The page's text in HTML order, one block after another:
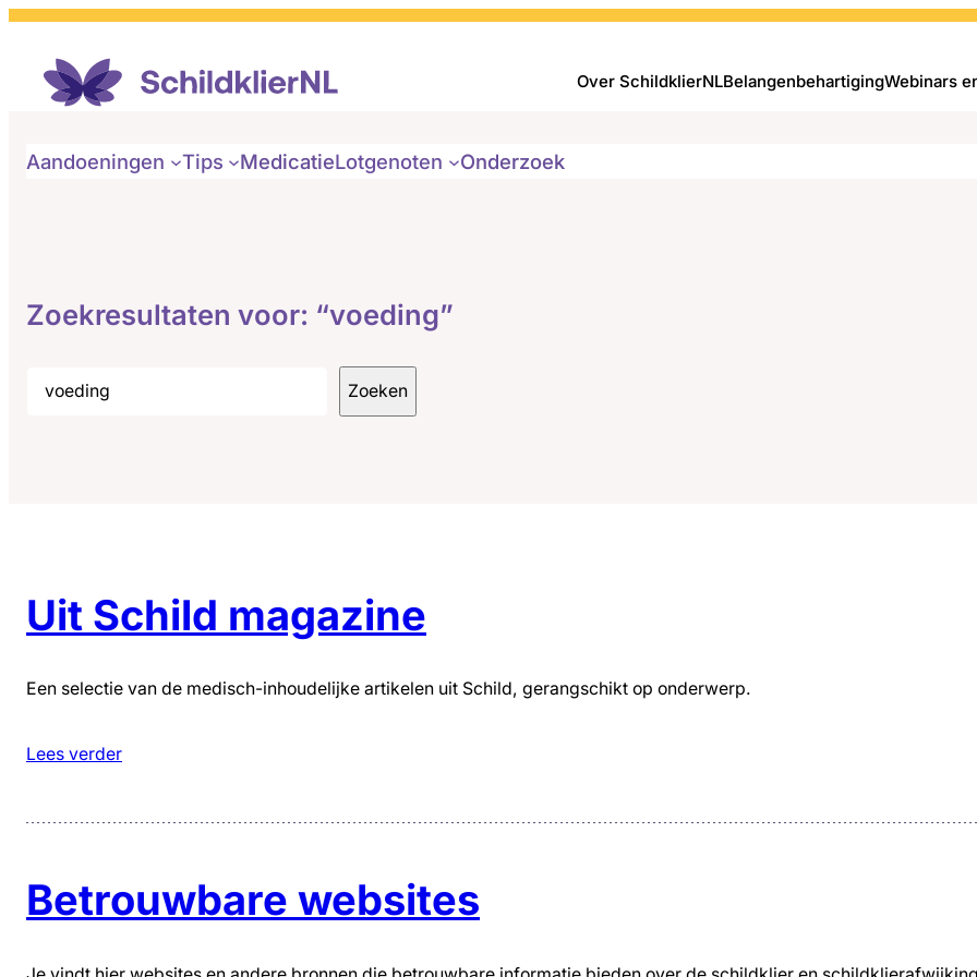
Over SchildklierNLBelangenbehartigingWebinars
Aandoeningen Tips MedicatieLotgenoten Onderzoek
Zoekresultaten voor: “voeding”
Zoeken
Zoeken
Uit Schild magazine
Een selectie van de medisch-inhoudelijke artikelen uit Schild, gerangschikt op onderwerp.
Lees verder
Betrouwbare websites